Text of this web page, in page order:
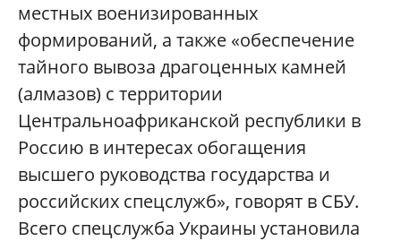
местных военизированных
формирований, а также «обеспечение
тайного вывоза драгоценных камней
(алмазов) с территории
Центральноафриканской республики в
Россию в интересах обогащения
высшего руководства государства и
российских спецслужб», говорят в СБУ.
Всего спецслужба Украины установила